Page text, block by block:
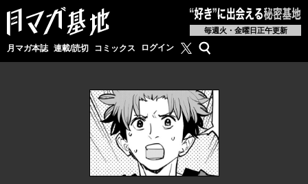
毎週火・金曜日正午更新
月マガ本誌 連載/読切 コミックス ログイン 月マガ基地公式X
検索